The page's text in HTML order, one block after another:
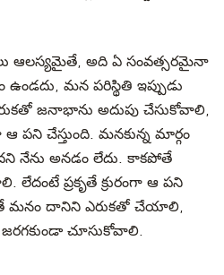
ఆలస్యమైతే, అది ఏ సంవత్సరమైనా
ఉండదు, మన పరిస్థితి ఇప్పుడు
జనాభాను అదుపు చేసుకోవాలి,
పని చేస్తుంది. మనకున్న మార్గం
నేను అనడం లేదు. కాకపోతే
ప్రకృతే క్రురంగా ఆ పని
మనం దానిని ఎరుకతో చేయాలి,
జరగకుండా చూసుకోవాలి.